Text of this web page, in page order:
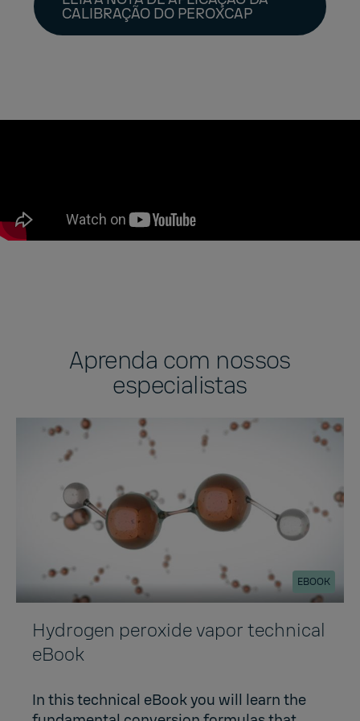
CALIBRAÇÃO DO PEROXCAP
Aprenda com nossos
especialistas
EBOOK
Hydrogen peroxide vapor technical
eBook
In this technical eBook you will learn the